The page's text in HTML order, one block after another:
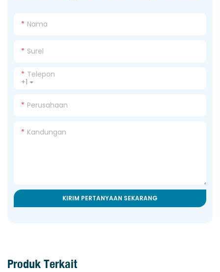
Nama
Surel
+1
Telepon
Perusahaan
Kandungan
KIRIM PERTANYAAN SEKARANG
Produk Terkait